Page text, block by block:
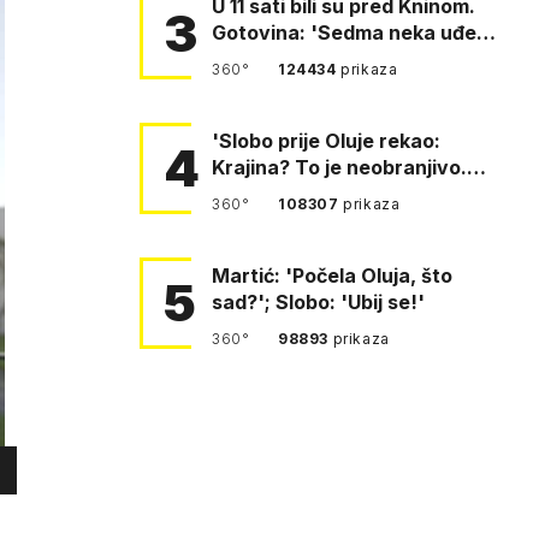
3
U 11 sati bili su pred Kninom.
Gotovina: 'Sedma neka uđe,
4. gardijska neka g…
360° 124434prikaza
4
'Slobo prije Oluje rekao:
Krajina? To je neobranjivo.
Tuđmana zvao Krivousti'
360° 108307prikaza
5
Martić: 'Počela Oluja, što
sad?'; Slobo: 'Ubij se!'
360° 98893 prikaza